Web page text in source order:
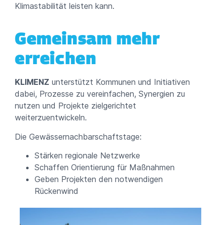
Klimastabilität leisten kann.
Gemeinsam mehr
erreichen
KLIMENZ unterstützt Kommunen und Initiativen
dabei, Prozesse zu vereinfachen, Synergien zu
nutzen und Projekte zielgerichtet
weiterzuentwickeln.
Die Gewässernachbarschaftstage:
Stärken regionale Netzwerke
Schaffen Orientierung für Maßnahmen
Geben Projekten den notwendigen
Rückenwind